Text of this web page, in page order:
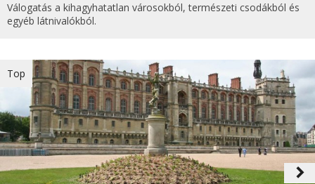
Válogatás a kihagyhatatlan városokból, természeti csodákból és
egyéb látnivalókból.
Top
navigate_next